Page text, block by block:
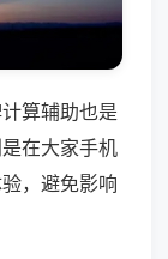
算辅助也是
在大家手机
，避免影响